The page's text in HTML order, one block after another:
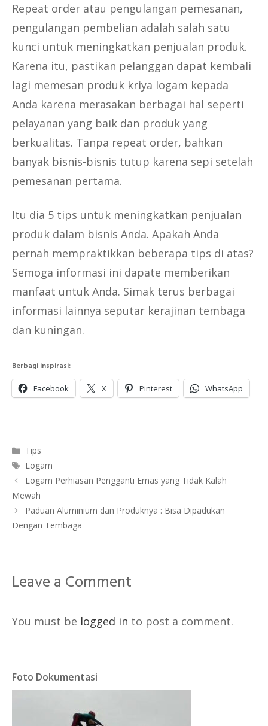
Repeat order atau pengulangan pemesanan,
pengulangan pembelian adalah salah satu
kunci untuk meningkatkan penjualan produk.
Karena itu, pastikan pelanggan dapat kembali
lagi memesan produk kriya logam kepada
Anda karena merasakan berbagai hal seperti
pelayanan yang baik dan produk yang
berkualitas. Tanpa repeat order, bahkan
banyak bisnis-bisnis tutup karena sepi setelah
pemesanan pertama.
Itu dia 5 tips untuk meningkatkan penjualan
produk dalam bisnis Anda. Apakah Anda
pernah mempraktikkan beberapa tips di atas?
Semoga informasi ini dapate memberikan
manfaat untuk Anda. Simak terus berbagai
informasi lainnya seputar kerajinan tembaga
dan kuningan.
Berbagi inspirasi:
Facebook X Pinterest WhatsApp
Categories
Tips
Tags
Logam
Logam Perhiasan Pengganti Emas yang Tidak Kalah
Mewah
Paduan Aluminium dan Produknya : Bisa Dipadukan
Dengan Tembaga
Leave a Comment
You must be logged in to post a comment.
Foto Dokumentasi